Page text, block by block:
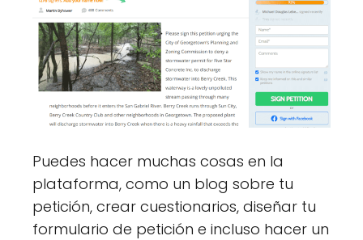
Puedes hacer muchas cosas en la
plataforma, como un blog sobre tu
petición, crear cuestionarios, diseñar tu
formulario de petición e incluso hacer un